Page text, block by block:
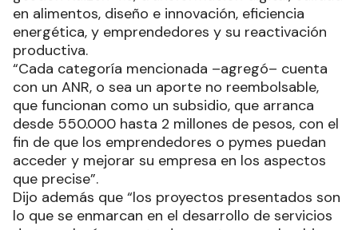
en alimentos, diseño e innovación, eficiencia
energética, y emprendedores y su reactivación
productiva.
“Cada categoría mencionada –agregó– cuenta
con un ANR, o sea un aporte no reembolsable,
que funcionan como un subsidio, que arranca
desde 550.000 hasta 2 millones de pesos, con el
fin de que los emprendedores o pymes puedan
acceder y mejorar su empresa en los aspectos
que precise”.
Dijo además que “los proyectos presentados son
lo que se enmarcan en el desarrollo de servicios